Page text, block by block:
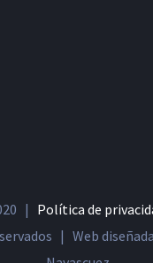
| Política de
| Web diseñada